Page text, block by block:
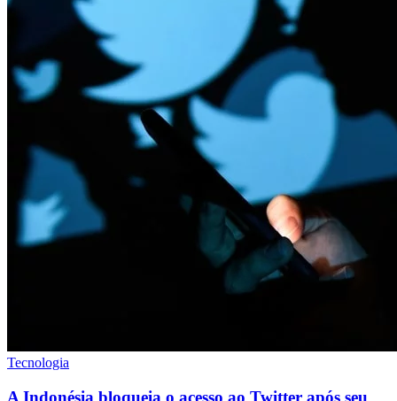
Tecnologia
A Indonésia bloqueia o acesso ao Twitter após seu